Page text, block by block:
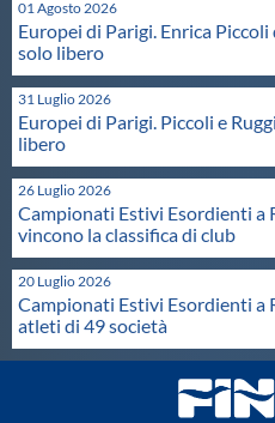
01 Agosto 2026
Europei di Parigi. Enrica
solo libero
31 Luglio 2026
Europei di Parigi. Piccoli e
libero
26 Luglio 2026
Campionati Estivi Esordienti a
vincono la classifica di club
20 Luglio 2026
Campionati Estivi Esordienti a
atleti di 49 società